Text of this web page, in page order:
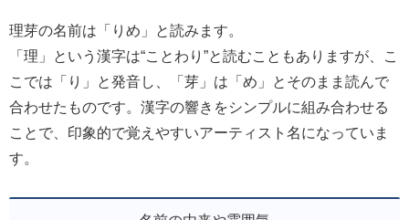
理芽の名前は「りめ」と読みます。
「理」という漢字は“ことわり”と読むこともありますが、こ
こでは「り」と発音し、「芽」は「め」とそのまま読んで
合わせたものです。漢字の響きをシンプルに組み合わせる
ことで、印象的で覚えやすいアーティスト名になっていま
す。